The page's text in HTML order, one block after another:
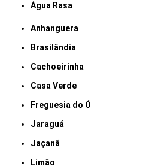
Água Rasa
Anhanguera
Brasilândia
Cachoeirinha
Casa Verde
Freguesia do Ó
Jaraguá
Jaçanã
Limão